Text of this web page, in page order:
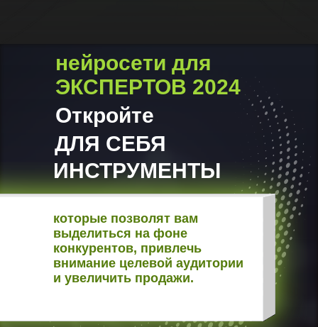
нейросети для
ЭКСПЕРТОВ 2024
которые позволят вам
выделиться на фоне
конкурентов, привлечь
внимание целевой аудитории
и увеличить продажи.
Откройте
ДЛЯ СЕБЯ
ИНСТРУМЕНТЫ